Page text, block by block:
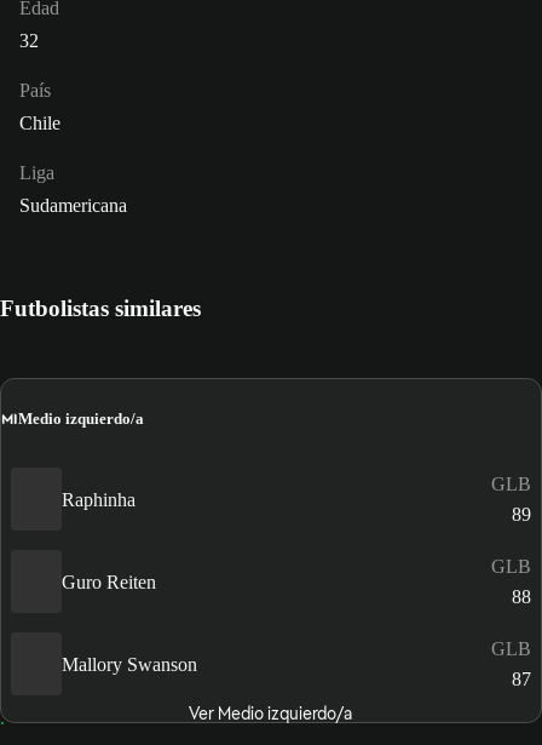
Edad
32
País
Chile
Liga
Sudamericana
Futbolistas similares
MIMedio izquierdo/a
Raphinha
GLB
89
Guro Reiten
GLB
88
Mallory Swanson
GLB
87
Ver Medio izquierdo/a